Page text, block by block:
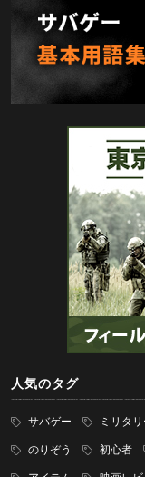
人気のタグ
サバゲー ミリタリ
のりぞう 初心者